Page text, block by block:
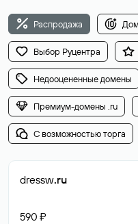
Распродажа
Выбор Руцентра
Недооцененные домены
Премиум-домены .ru
С возможностью торга
dressw.ru
590 ₽